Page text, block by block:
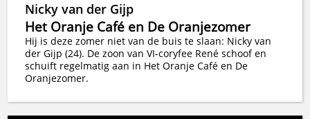
Nicky van der Gijp
Het Oranje Café en De Oranjezomer
Hij is deze zomer niet van de buis te slaan: Nicky van
der Gijp (24). De zoon van VI-coryfee René schoof en
schuift regelmatig aan in Het Oranje Café en De
Oranjezomer.